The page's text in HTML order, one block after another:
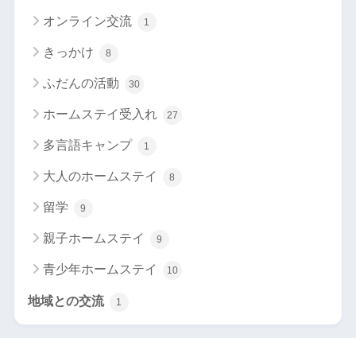
オンライン交流 1
きっかけ 8
ふだんの活動 30
ホームステイ受入れ 27
多言語キャンプ 1
大人のホームステイ 8
留学 9
親子ホームステイ 9
青少年ホームステイ 10
地域との交流 1